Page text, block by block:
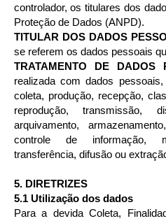
controlador, os titulares dos
Proteção de Dados (ANPD).
TITULAR DOS DADOS
se referem os dados pessoais
TRATAMENTO DE DADOS
realizada com dados
coleta, produção, recepção,
reprodução, transmissão,
arquivamento,
controle de informação,
transferência, difusão ou
5. DIRETRIZES
5.1 Utilização dos dados
Para a devida Coleta,